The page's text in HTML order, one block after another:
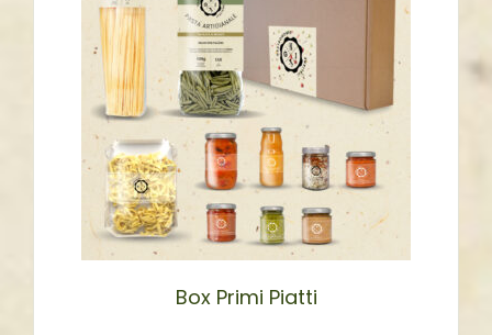
Box Primi Piatti